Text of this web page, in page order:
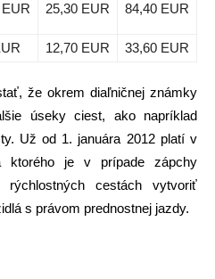
25,30 EUR 84,40 EUR
12,70 EUR 33,60 EUR
že okrem diaľničnej známky
úseky ciest, ako napríklad
Už od 1. januára 2012 platí v
ktorého je v prípade zápchy
cestách vytvoriť
s právom prednostnej jazdy.